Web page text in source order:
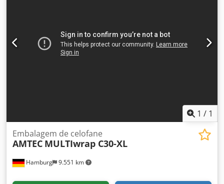
alimentadora também Csdpjv Nkxkjfx Ab Ssrf Observe que
nossos preços novos geralmente são mais baixos do que
os preços habituais de usados. Basta perguntar e nos
fabricadas de acordo com as especificações do cliente. -
Todas as máquinas estão disponíveis com garantia total.
1 / 1
Hamburg 9.551 km
Embalagem de celofane
AMTEC MULTIwrap C30-XL